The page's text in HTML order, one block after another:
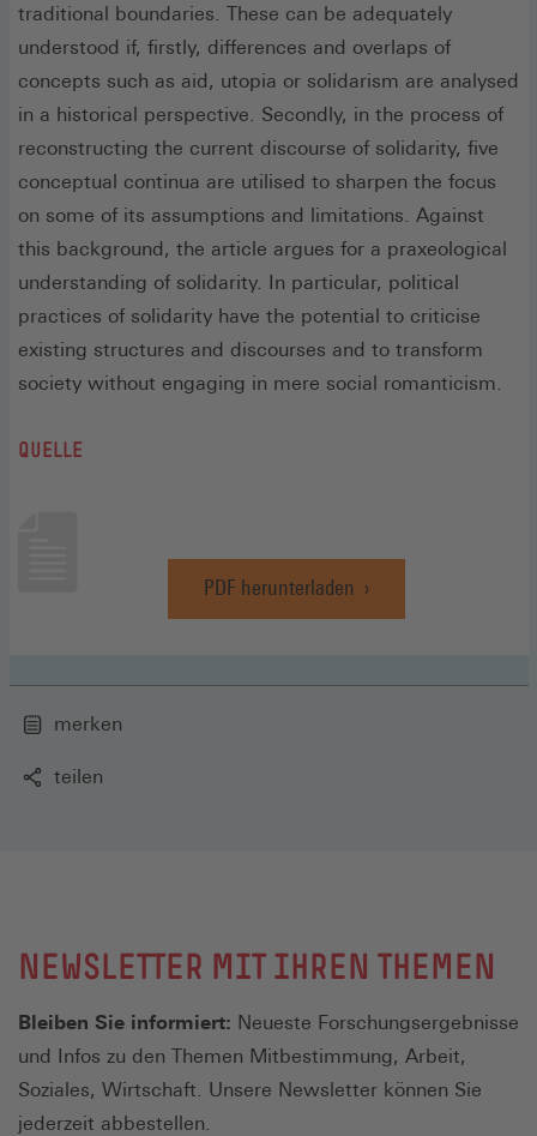
traditional boundaries. These can be adequately
understood if, firstly, differences and overlaps of
concepts such as aid, utopia or solidarism are analysed
in a historical perspective. Secondly, in the process of
reconstructing the current discourse of solidarity, five
conceptual continua are utilised to sharpen the focus
on some of its assumptions and limitations. Against
this background, the article argues for a praxeological
understanding of solidarity. In particular, political
practices of solidarity have the potential to criticise
existing structures and discourses and to transform
society without engaging in mere social romanticism.
QUELLE
PDF herunterladen
(Öffnet
in
merken
teilen
NEWSLETTER MIT IHREN THEMEN
Bleiben Sie informiert: Neueste Forschungsergebnisse
und Infos zu den Themen Mitbestimmung, Arbeit,
Soziales, Wirtschaft. Unsere Newsletter können Sie
jederzeit abbestellen.